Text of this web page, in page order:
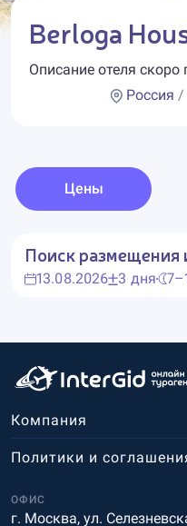
Berloga
Описание отеля скоро
Россия /
Цены
Поиск размещения
13.08.2026 3 дня
Компания
ОФИС
г. Москва, ул.
Политики и